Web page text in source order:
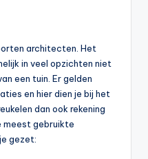
architecten. Het
in veel opzichten niet
een tuin. Er gelden
en hier dien je bij het
dan ook rekening
meest gebruikte
gezet: